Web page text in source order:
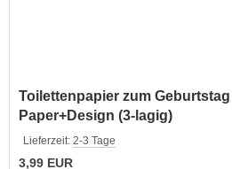
Toilettenpapier zum
Paper+Design (3-lagig)
Lieferzeit: 2-3 Tage
3,99 EUR